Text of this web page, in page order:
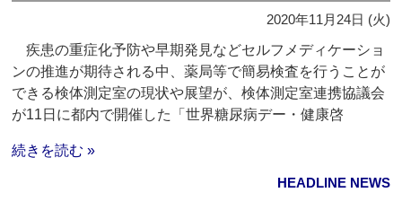
2020年11月24日 (火)
疾患の重症化予防や早期発見などセルフメディケーショ
ンの推進が期待される中、薬局等で簡易検査を行うことが
できる検体測定室の現状や展望が、検体測定室連携協議会
が11日に都内で開催した「世界糖尿病デー・健康啓
続きを読む »
HEADLINE NEWS